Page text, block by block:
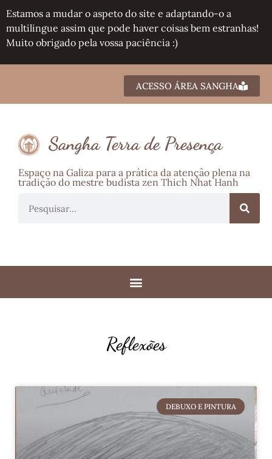
Estamos a mudar o aspeto do site e adaptando-o a
multilingue assim que pode haver coisas bem estranhas!
Muito obrigado pela vossa paciência :)
ACESSO ÁREA SANGHA
Sangha Terra de Presença
Espaço na Galiza para a prática da atenção plena na
tradição do mestre budista zen Thich Nhat Hanh
Reflexões
DEBUXO E PINTURA